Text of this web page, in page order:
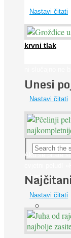
Nastavi čitati
krvni tlak
...
Nastavi čitati
Ako se pitate
prirodne ...
Nastavi čitati
Unesi